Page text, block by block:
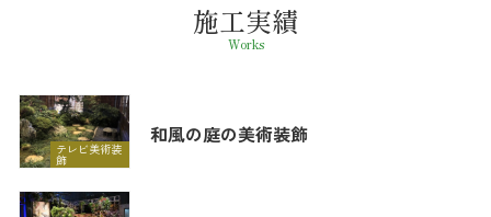
施工実績
Works
テレビ美術装
飾
和風の庭の美術装飾